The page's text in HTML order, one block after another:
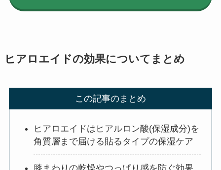
ヒアロエイドの効果についてまとめ
この記事のまとめ
ヒアロエイドはヒアルロン酸(保湿成分)を
角質層まで届ける貼るタイプの保湿ケア
膝まわりの乾燥やつっぱり感を防ぐ効果